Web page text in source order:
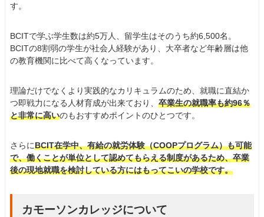
す。
BCITで学ぶ学生数は約5万人、留学生はそのうち約6,500名。
BCITの8割弱の学生が社会人経験があり、大卒者など年齢層は他
の教育機関に比べて高くなっています。
理論だけでなくより実践的なカリキュラムのため、就職に直結か
つ即戦力になる人材育成が出来ており、 卒業生の就職率も約96％
と非常に高いのもおすすめポイントのひとつです。
さらにBCIT在学中、有給の就労体験（COOPプログラム）も可能
で、働くことが単位として認めてもらえる制度があるため、卒業
後の現地就職を検討している方にはもってこいの学校です。
カモーソンカレッジについて